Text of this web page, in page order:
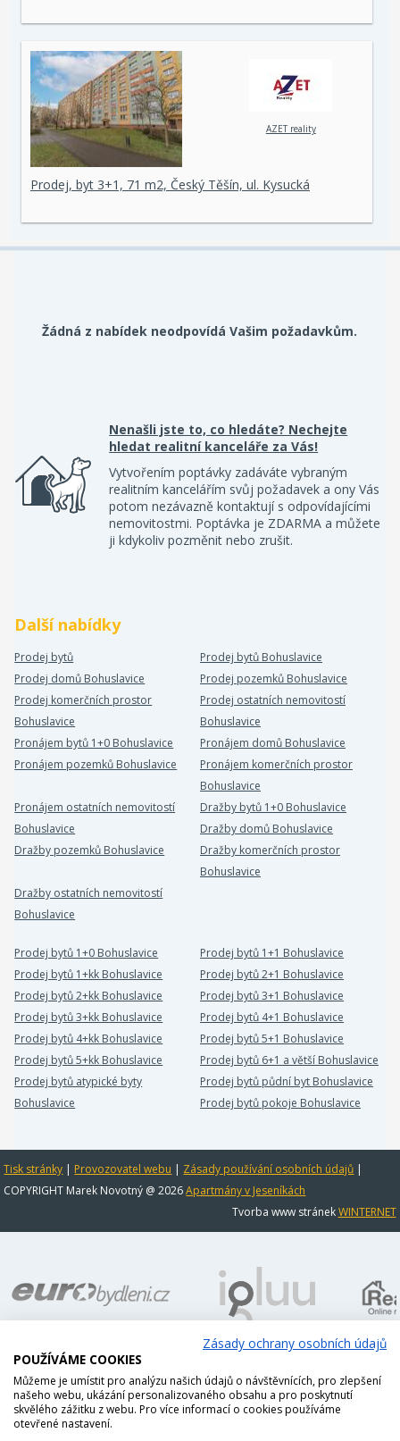
AZET reality
Prodej, byt 3+1, 71 m2, Český Těšín, ul. Kysucká
Žádná z nabídek neodpovídá Vašim požadavkům.
Nenašli jste to, co hledáte? Nechejte
hledat realitní kanceláře za Vás!
Vytvořením poptávky zadáváte vybraným
realitním kancelářím svůj požadavek a ony Vás
potom nezávazně kontaktují s odpovídajícími
nemovitostmi. Poptávka je ZDARMA a můžete
ji kdykoliv pozměnit nebo zrušit.
Další nabídky
Prodej bytů
Prodej bytů Bohuslavice
Prodej domů Bohuslavice
Prodej pozemků Bohuslavice
Prodej komerčních prostor
Bohuslavice
Prodej ostatních nemovitostí
Bohuslavice
Pronájem bytů 1+0 Bohuslavice
Pronájem domů Bohuslavice
Pronájem pozemků Bohuslavice
Pronájem komerčních prostor
Bohuslavice
Pronájem ostatních nemovitostí
Bohuslavice
Dražby bytů 1+0 Bohuslavice
Dražby domů Bohuslavice
Dražby pozemků Bohuslavice
Dražby komerčních prostor
Bohuslavice
Dražby ostatních nemovitostí
Bohuslavice
Prodej bytů 1+0 Bohuslavice
Prodej bytů 1+1 Bohuslavice
Prodej bytů 1+kk Bohuslavice
Prodej bytů 2+1 Bohuslavice
Prodej bytů 2+kk Bohuslavice
Prodej bytů 3+1 Bohuslavice
Prodej bytů 3+kk Bohuslavice
Prodej bytů 4+1 Bohuslavice
Prodej bytů 4+kk Bohuslavice
Prodej bytů 5+1 Bohuslavice
Prodej bytů 5+kk Bohuslavice
Prodej bytů 6+1 a větší Bohuslavice
Prodej bytů atypické byty
Bohuslavice
Prodej bytů půdní byt Bohuslavice
Prodej bytů pokoje Bohuslavice
Tisk stránky | Provozovatel webu | Zásady používání osobních údajů |
COPYRIGHT Marek Novotný @ 2026Apartmány v Jeseníkách
Tvorba www stránekWINTERNET
Zásady ochrany osobních údajů
POUŽÍVÁME COOKIES
Můžeme je umístit pro analýzu našich údajů o návštěvnících, pro zlepšení
našeho webu, ukázání personalizovaného obsahu a pro poskytnutí
skvělého zážitku z webu. Pro více informací o cookies používáme
otevřené nastavení.